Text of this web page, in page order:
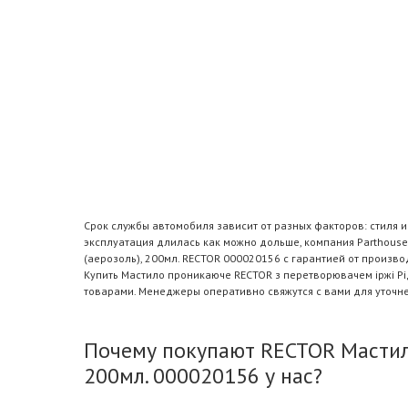
Срок службы автомобиля зависит от разных факторов:
эксплуатация длилась как можно дольше, компания
(аерозоль), 200мл. RECTOR 000020156 с гарантией от
Купить Мастило проникаюче RECTOR з перетворювачем
товарами. Менеджеры оперативно свяжутся с вами для
Почему покупают RECTOR
200мл. 000020156 у нас?